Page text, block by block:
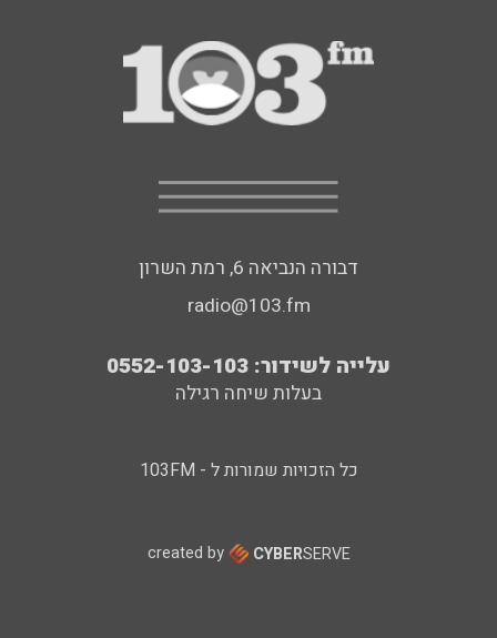
דבורה הנביאה 6, רמת השרון
radio@103.fm
עלייה לשידור: 0552-103-103
בעלות שיחה רגילה
כל הזכויות שמורות ל - 103FM
created by CYBERSERVE